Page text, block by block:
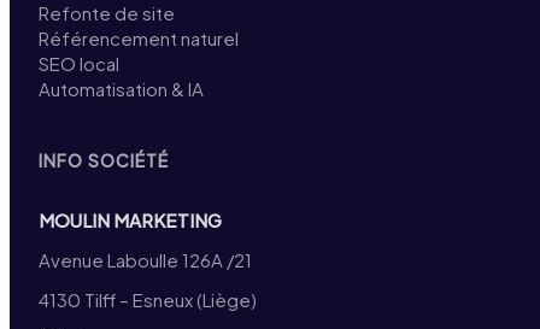
Refonte de site
Référencement naturel
SEO local
Automatisation & IA
INFO SOCIÉTÉ
MOULIN MARKETING
Avenue Laboulle 126A /21
4130 Tilff – Esneux (Liège)